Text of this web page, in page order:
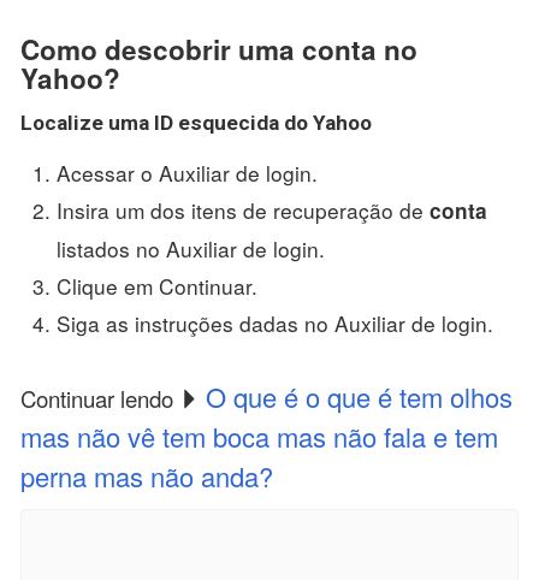
Como descobrir uma conta no
Yahoo?
Localize uma ID esquecida do Yahoo
Acessar o Auxiliar de login.
Insira um dos itens de recuperação de conta
listados no Auxiliar de login.
Clique em Continuar.
Siga as instruções dadas no Auxiliar de login.
Continuar lendo
O que é o que é tem olhos
mas não vê tem boca mas não fala e tem
perna mas não anda?